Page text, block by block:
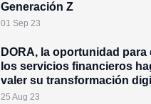
Generación Z
01 Sep 23
DORA, la oportunidad para
los servicios financieros
valer su transformación
25 Aug 23